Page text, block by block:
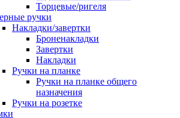
Торцевые/ригеля
ручки
Накладки/завертки
Броненакладки
Завертки
Накладки
Ручки на планке
Ручки на планке общего
назначения
Ручки на розетке